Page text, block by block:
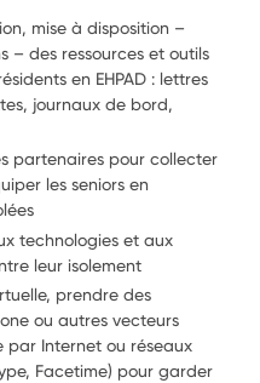
mise à disposition –
– des ressources et outils
en EHPAD : lettres
journaux de bord,
partenaires pour collecter
les seniors en
technologies et aux
leur isolement
prendre des
ou autres vecteurs
par Internet ou réseaux
Facetime) pour garder